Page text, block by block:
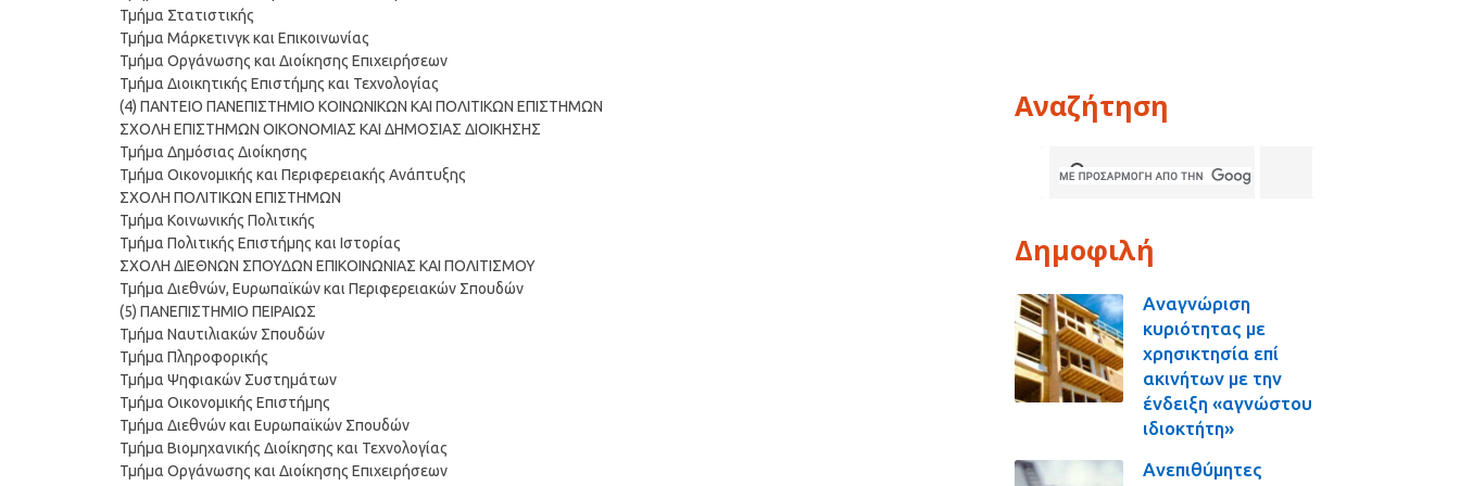
Τμήμα Στατιστικής
Τμήμα Μάρκετινγκ και Επικοινωνίας
Τμήμα Οργάνωσης και Διοίκησης Επιχειρήσεων
Τμήμα Διοικητικής Επιστήμης και Τεχνολογίας
(4) ΠΑΝΤΕΙΟ ΠΑΝΕΠΙΣΤΗΜΙΟ ΚΟΙΝΩΝΙΚΩΝ KAI ΠΟΛΙΤΙΚΩΝ ΕΠΙΣΤΗΜΩΝ
ΣΧΟΛΗ ΕΠΙΣΤΗΜΩΝ ΟΙΚΟΝΟΜΙΑΣ ΚΑΙ ΔΗΜΟΣΙΑΣ ΔΙΟΙΚΗΣΗΣ
Τμήμα Δημόσιας Διοίκησης
Τμήμα Οικονομικής και Περιφερειακής Ανάπτυξης
ΣΧΟΛΗ ΠΟΛΙΤΙΚΩΝ ΕΠΙΣΤΗΜΩΝ
Τμήμα Κοινωνικής Πολιτικής
Τμήμα Πολιτικής Επιστήμης και Ιστορίας
ΣΧΟΛΗ ΔΙΕΘΝΩΝ ΣΠΟΥΔΩΝ ΕΠΙΚΟΙΝΩΝΙΑΣ ΚΑΙ ΠΟΛΙΤΙΣΜΟΥ
Τμήμα Διεθνών, Ευρωπαϊκών και Περιφερειακών Σπουδών
(5) ΠΑΝΕΠΙΣΤΗΜΙΟ ΠΕΙΡΑΙΩΣ
Τμήμα Ναυτιλιακών Σπουδών
Τμήμα Πληροφορικής
Τμήμα Ψηφιακών Συστημάτων
Τμήμα Οικονομικής Επιστήμης
Τμήμα Διεθνών και Ευρωπαϊκών Σπουδών
Τμήμα Βιομηχανικής Διοίκησης και Τεχνολογίας
Τμήμα Οργάνωσης και Διοίκησης Επιχειρήσεων
Αναζήτηση
Δημοφιλή
Αναγνώριση
κυριότητας με
χρησικτησία επί
ακινήτων με την
ένδειξη «αγνώστου
ιδιοκτήτη»
Ανεπιθύμητες